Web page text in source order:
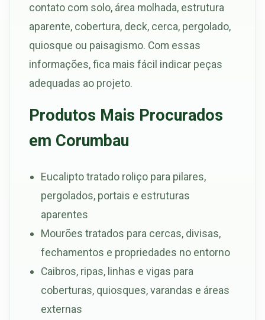
contato com solo, área molhada, estrutura
aparente, cobertura, deck, cerca, pergolado,
quiosque ou paisagismo. Com essas
informações, fica mais fácil indicar peças
adequadas ao projeto.
Produtos Mais Procurados
em Corumbau
Eucalipto tratado roliço para pilares,
pergolados, portais e estruturas
aparentes
Mourões tratados para cercas, divisas,
fechamentos e propriedades no entorno
Caibros, ripas, linhas e vigas para
coberturas, quiosques, varandas e áreas
externas